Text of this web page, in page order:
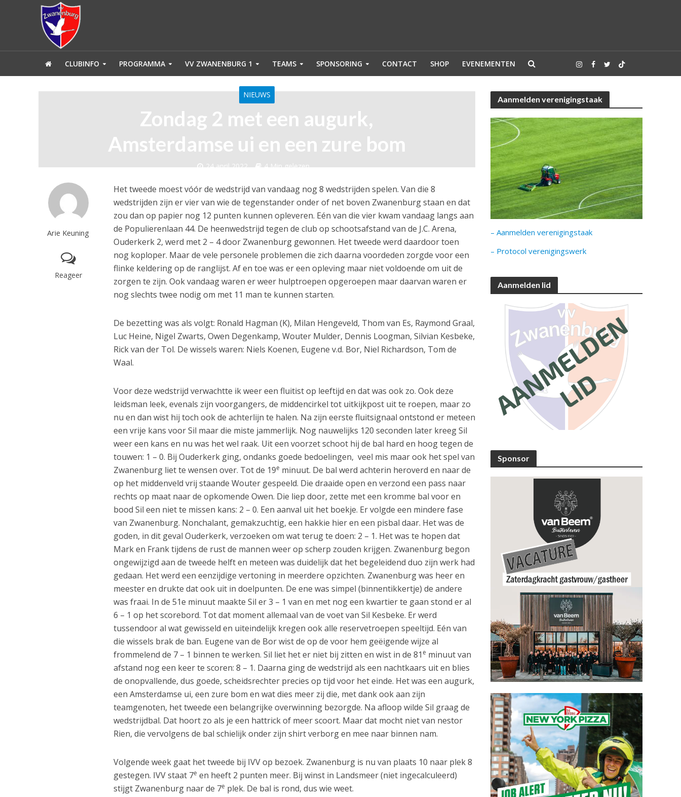
CLUBINFO PROGRAMMA VV ZWANENBURG 1 TEAMS SPONSORING CONTACT SHOP EVENEMENTEN
NIEUWS
Zondag 2 met een augurk,
Amsterdamse ui en een zure bom
24 april 2022 4 Min gelezen
Arie Keuning
Reageer
Het tweede moest vóór de wedstrijd van vandaag nog 8 wedstrijden spelen. Van die 8
wedstrijden zijn er vier van wie de tegenstander onder of net boven Zwanenburg staan en dat
zou dan op papier nog 12 punten kunnen opleveren. Eén van die vier kwam vandaag langs aan
de Populierenlaan 44. De heenwedstrijd tegen de club op schootsafstand van de J.C. Arena,
Ouderkerk 2, werd met 2 – 4 door Zwanenburg gewonnen. Het tweede werd daardoor toen
nog koploper. Maar de vele personele problemen die zich daarna voordeden zorgde voor een
flinke keldering op de ranglijst. Af en toe was er een opleving maar niet voldoende om uit de
zorgen te zijn. Ook vandaag waren er weer hulptroepen opgeroepen maar daarvan waren er
nog slechts twee nodig om met 11 man te kunnen starten.
De bezetting was als volgt: Ronald Hagman (K), Milan Hengeveld, Thom van Es, Raymond Graal,
Luc Heine, Nigel Zwarts, Owen Degenkamp, Wouter Mulder, Dennis Loogman, Silvian Kesbeke,
Rick van der Tol. De wissels waren: Niels Koenen, Eugene v.d. Bor, Niel Richardson, Tom de
Waal.
Voor deze wedstrijd verwachtte ik weer een fluitist op leeftijd en dat was ook zo. Ook deze
leidsman leek, evenals zijn voorgangers, de middencirkel tot uitkijkpost uit te roepen, maar zo
nu en dan wist hij toch ook de achterlijn te halen. Na zijn eerste fluitsignaal ontstond er meteen
een vrije kans voor Sil maar die miste jammerlijk. Nog nauwelijks 120 seconden later kreeg Sil
weer een kans en nu was het wel raak. Uit een voorzet schoot hij de bal hard en hoog tegen de
touwen: 1 – 0. Bij Ouderkerk ging, ondanks goede bedoelingen, veel mis maar ook het spel van
Zwanenburg liet te wensen over. Tot de 19e minuut. De bal werd achterin heroverd en naar de
op het middenveld vrij staande Wouter gespeeld. Die draaide open en verzond een pass naar
rechts op maat naar de opkomende Owen. Die liep door, zette met een kromme bal voor en
bood Sil een niet te missen kans: 2 – 0. Een aanval uit het boekje. Er volgde een mindere fase
van Zwanenburg. Nonchalant, gemakzuchtig, een hakkie hier en een pisbal daar. Het was de
goden, in dit geval Ouderkerk, verzoeken om wat terug te doen: 2 – 1. Het was te hopen dat
Mark en Frank tijdens de rust de mannen weer op scherp zouden krijgen. Zwanenburg begon
ongewijzigd aan de tweede helft en meteen was duidelijk dat het begeleidend duo zijn werk had
gedaan. Het werd een eenzijdige vertoning in meerdere opzichten. Zwanenburg was heer en
meester en drukte dat ook uit in doelpunten. De ene was simpel (binnentikkertje) de andere
was fraai. In de 51e minuut maakte Sil er 3 – 1 van en met nog een kwartier te gaan stond er al
6 – 1 op het scorebord. Tot dat moment allemaal van de voet van Sil Kesbeke. Er werd
tussendoor al wat gewisseld en uiteindelijk kregen ook alle reservetroepen speeltijd. Eén van
die wissels brak de ban. Eugene van de Bor wist de op de voor hem geëigende wijze al
frommelend de 7 – 1 binnen te werken. Sil liet het er niet bij zitten en wist in de 81 e minuut van
afstand nog een keer te scoren: 8 – 1. Daarna ging de wedstrijd als een nachtkaars uit en blies
de onopvallende, dus goede, scheidsrechter precies op tijd voor het einde. Het was een augurk,
een Amsterdamse ui, een zure bom en wat dies meer zij die, met dank ook aan zijn
teamgenoten, het tweede een belangrijke overwinning bezorgde. Na afloop wilde Sil graag de
wedstrijdbal. Dat hoort zo als je een hattrick of meer scoort. Maar dat mocht niet van nestor
Rien, die vervolgens de bal schielijk onder zijn shirt verborg en mee naar binnen nam.
Volgende week gaat het tweede bij IVV op bezoek. Zwanenburg is nu van plaats 10 naar plek 8
gestegen. IVV staat 7e en heeft 2 punten meer. Bij winst in Landsmeer (niet ingecalculeerd)
stijgt Zwanenburg naar de 7e plek. De bal is rond, dus wie weet.
Aanmelden verenigingstaak
– Aanmelden verenigingstaak
– Protocol verenigingswerk
Aanmelden lid
Sponsor